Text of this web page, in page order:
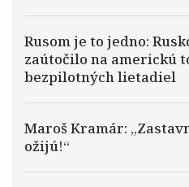
Rusom je to jedno:
zaútočilo na americkú
bezpilotných lietadiel
Maroš Kramár:
ožijú!“